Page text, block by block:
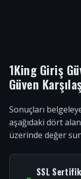
1King Giriş
Güven
Sonuçları
aşağıdaki dört
üzerinde değer
SSL